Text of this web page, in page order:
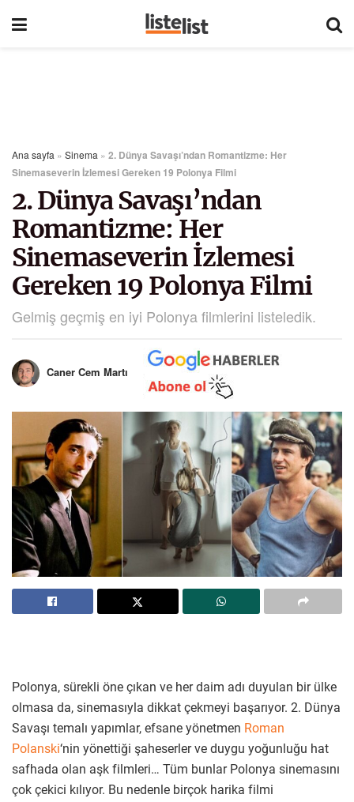
Ana sayfa » Sinema » 2. Dünya Savaşı’ndan Romantizme: Her
Sinemaseverin İzlemesi Gereken 19 Polonya Filmi
2. Dünya Savaşı’ndan
Romantizme: Her
Sinemaseverin İzlemesi
Gereken 19 Polonya Filmi
Gelmiş geçmiş en iyi Polonya filmlerini listeledik.
Caner Cem Martı
Polonya, sürekli öne çıkan ve her daim adı duyulan bir ülke
olmasa da, sinemasıyla dikkat çekmeyi başarıyor. 2. Dünya
Savaşı temalı yapımlar, efsane yönetmen Roman
Polanski‘nin yönettiği şaheserler ve duygu yoğunluğu hat
safhada olan aşk filmleri… Tüm bunlar Polonya sinemasını
çok çekici kılıyor. Bu nedenle birçok harika filmi